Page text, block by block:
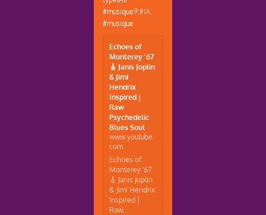
#musique9;#IA.
#musique
Echoes of
Monterey '67
🎸 Janis Joplin
& Jimi
Hendrix
Inspired |
Raw
Psychedelic
Blues Soul
www.youtube.
com
Echoes of
Monterey '67
🎸 Janis Joplin
& Jimi Hendrix
Inspired |
Raw...